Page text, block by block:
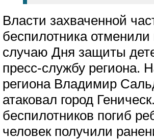
Власти захваченной
беспилотника
случаю Дня защиты
пресс-службу региона.
региона Владимир
атаковал город
беспилотников погиб
человек получили